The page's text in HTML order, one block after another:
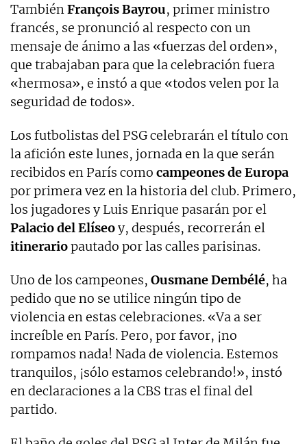
TambiénFrançois Bayrou, primer ministro
francés, se pronunció al respecto con un
mensaje de ánimo a las «fuerzas del orden»,
que trabajaban para que la celebración fuera
«hermosa», e instó a que «todos velen por la
seguridad de todos».
Los futbolistas del PSG celebrarán el título con
la afición este lunes, jornada en la que serán
recibidos en París como campeones de Europa
por primera vez en la historia del club. Primero,
los jugadores y Luis Enrique pasarán por el
Palacio del Elíseoy, después, recorrerán el
itinerariopautado por las calles parisinas.
Uno de los campeones, Ousmane Dembélé, ha
pedido que no se utilice ningún tipo de
violencia en estas celebraciones. «Va a ser
increíble en París. Pero, por favor, ¡no
rompamos nada! Nada de violencia. Estemos
tranquilos, ¡sólo estamos celebrando!», instó
en declaraciones a la CBS tras el final del
partido.